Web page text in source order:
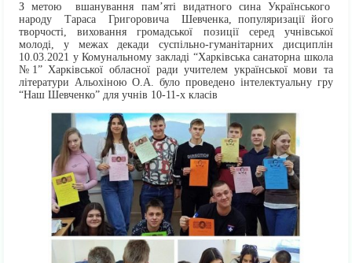
З метою вшанування пам’яті видатного сина Українського
народу Тараса Григоровича Шевченка, популяризації його
творчості, виховання громадської позиції серед учнівської
молоді, у межах декади суспільно-гуманітарних дисциплін
10.03.2021 у Комунальному закладі “Харківська санаторна школа
№1” Харківської обласної ради учителем української мови та
літератури Альохіною О.А. було проведено інтелектуальну гру
“Наш Шевченко” для учнів 10-11-х класів